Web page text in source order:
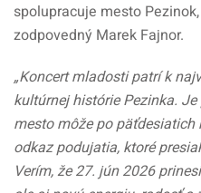
spolupracuje mesto
zodpovedný Marek Fajnor.
„Koncert mladosti patrí k
kultúrnej histórie Pezinka.
mesto môže po
odkaz podujatia, ktoré
Verím, že 27. jún 2026